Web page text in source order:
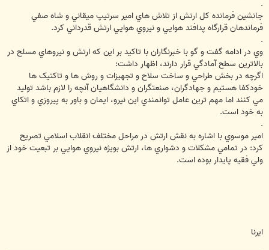
جانشين فرمانده کل ارتش از تلاش هاي امير سرتيپ ميقاني و شاه صفي
فرماندهان قرارگاه پدافند هوايي و نيروي هوايي ارتش قدرداني کرد.
وي در ادامه گفت و گو با خبرنگاران با تاکيد بر اين که ارتش و نيروهاي مسلح در
بالاترين سطح آمادگي قرار دارند، اظهار داشت:
اگرچه در بخش طراحي و ساخت سلاح و تجهيزات و روش ها و تاکتيک ها
خودکفا هستيم و جهادگران، صنعتگران و دانشگاهيان آنچه را لازم باشد توليد
مي کنند اما مهم ترين عامل توانمندي اين نيرو، ايمان و باور به پيروزي و اتکاي
به خود است.
امير موسوي با اشاره به نقش ارتش در مراحل مختلف انقلاب اسلامي تصريح
کرد: در تمامي مشکلات و دشواري ها، ارتش بويژه نيروي هوايي بر تبعيت خود از
ولي فقيه پايدار بوده است.
ایرنا